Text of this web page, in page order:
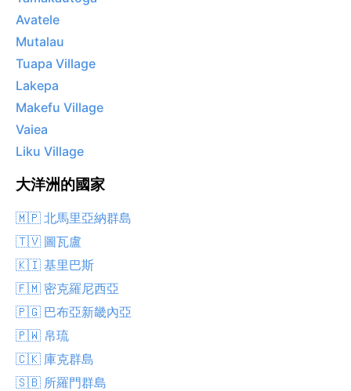
Avatele
Mutalau
Tuapa Village
Lakepa
Makefu Village
Vaiea
Liku Village
大洋洲的國家
🇲🇵 北馬里亞納群島
🇹🇻 圖瓦盧
🇰🇮 基里巴斯
🇫🇲 密克羅尼西亞
🇵🇬 巴布亞新畿內亞
🇵🇼 帛琉
🇨🇰 庫克群島
🇸🇧 所羅門群島